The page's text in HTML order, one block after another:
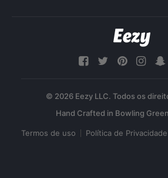
© 2026 Eezy LLC. Todos os
Termos de uso Política de Privacidade